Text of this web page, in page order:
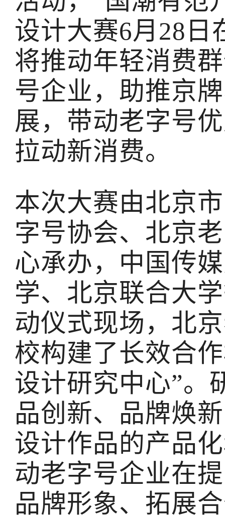
设计大赛6月28日
将推动年轻消费
号企业，助推京
展，带动老字号
拉动新消费。
本次大赛由北京
字号协会、北京
心承办，中国传
学、北京联合大
动仪式现场，北
校构建了长效合
设计研究中心”。
品创新、品牌焕
设计作品的产品
动老字号企业在
品牌形象、拓展